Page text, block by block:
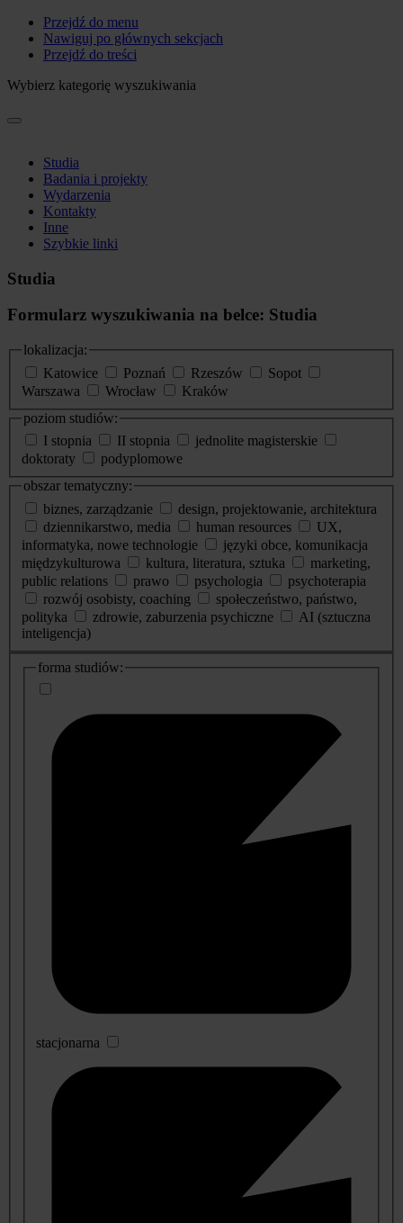
Przejdź do menu
Nawiguj po głównych sekcjach
Przejdź do treści
Wybierz kategorię wyszukiwania
Studia
Badania i projekty
Wydarzenia
Kontakty
Inne
Szybkie linki
Studia
Formularz wyszukiwania na belce: Studia
lokalizacja:
Katowice
Poznań Rzeszów
Sopot
Warszawa
Wrocław
Kraków
poziom studiów:
I stopnia
II stopnia
jednolite magisterskie
doktoraty
podyplomowe
obszar tematyczny:
biznes, zarządzanie
design, projektowanie, architektura
dziennikarstwo, media
human resources
UX,
informatyka, nowe technologie
języki obce, komunikacja
międzykulturowa
kultura, literatura, sztuka
marketing,
public relations
prawo psychologia
psychoterapia
rozwój osobisty, coaching
społeczeństwo, państwo,
polityka
zdrowie, zaburzenia psychiczne
AI (sztuczna
inteligencja)
dodatkowe
informacje
forma studiów:
stacjonarna